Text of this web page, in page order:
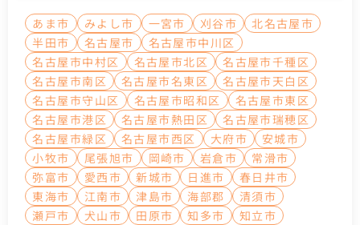
あま市 みよし市 一宮市 刈谷市
北名古屋市
半田市
名古屋市
名古屋市中川区
名古屋市中村区
名古屋市北区
名古屋市千種区
名古屋市南区
名古屋市名東区
名古屋市天白区
名古屋市守山区
名古屋市昭和区
名古屋市東区
名古屋市港区
名古屋市熱田区
名古屋市瑞穂区
名古屋市緑区
名古屋市西区 大府市
安城市
小牧市
尾張旭市 岡崎市 岩倉市
常滑市
弥富市
愛西市 新城市 日進市
春日井市
東海市
江南市 津島市 海部郡
清須市
瀬戸市
犬山市 田原市 知多市
知立市